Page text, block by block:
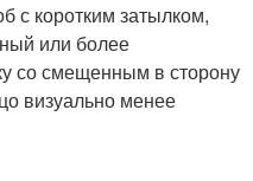
с коротким затылком,
или более
со смещенным в сторону
визуально менее